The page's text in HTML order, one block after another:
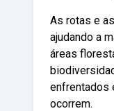
As rotas e
ajudando a
áreas
enfrentados
ocorrem.